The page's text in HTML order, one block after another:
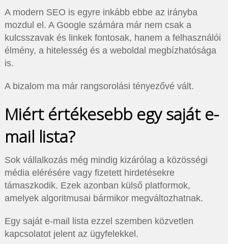
A modern SEO is egyre inkább ebbe az irányba
mozdul el. A Google számára már nem csak a
kulcsszavak és linkek fontosak, hanem a felhasználói
élmény, a hitelesség és a weboldal megbízhatósága
is.
A bizalom ma már rangsorolási tényezővé vált.
Miért értékesebb egy saját e-
mail lista?
Sok vállalkozás még mindig kizárólag a közösségi
média elérésére vagy fizetett hirdetésekre
támaszkodik. Ezek azonban külső platformok,
amelyek algoritmusai bármikor megváltozhatnak.
Egy saját e-mail lista ezzel szemben közvetlen
kapcsolatot jelent az ügyfelekkel.